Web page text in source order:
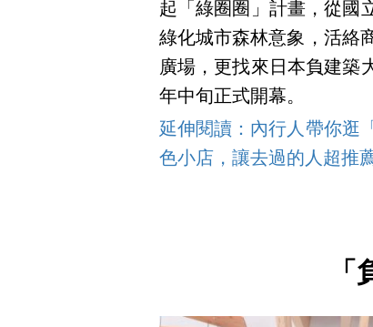
起「綠圈圈」計畫，從國
綠化城市森林意象，活絡
廣場，更找來日本負建築
年中旬正式開幕。
延伸閱讀：內行人帶你逛
色小店，讓去過的人超推